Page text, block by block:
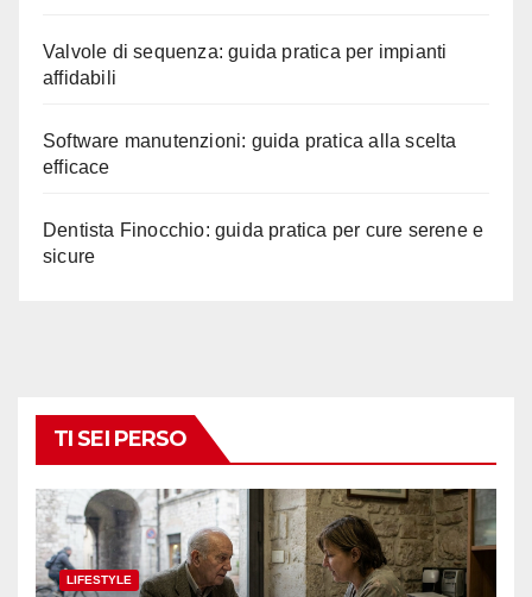
Valvole di sequenza: guida pratica per impianti
affidabili
Software manutenzioni: guida pratica alla scelta
efficace
Dentista Finocchio: guida pratica per cure serene e
sicure
TI SEI PERSO
LIFESTYLE